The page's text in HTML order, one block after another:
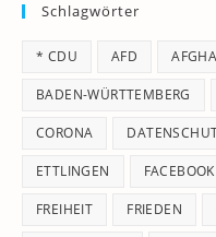
Schlagwörter
* CDU AFD
BADEN-WÜRTTEMBERG
CORONA
ETTLINGEN FACEBOOK
FREIHEIT FRIEDEN